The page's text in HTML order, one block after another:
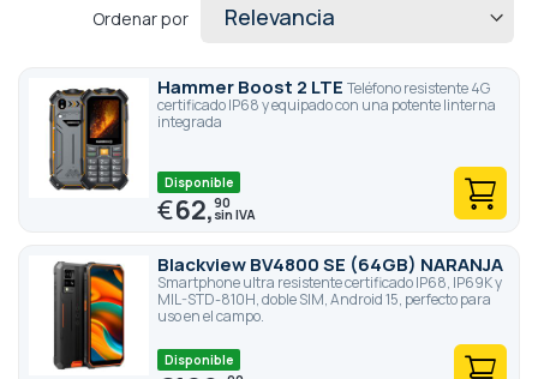
Ordenar por
Hammer Boost 2 LTE Teléfono resistente 4G
certificado IP68 y equipado con una potente linterna
integrada
Disponible
€62,90
Blackview BV4800 SE (64GB) NARANJA
Smartphone ultra resistente certificado IP68, IP69K y
MIL-STD-810H, doble SIM, Android 15, perfecto para
uso en el campo.
Disponible